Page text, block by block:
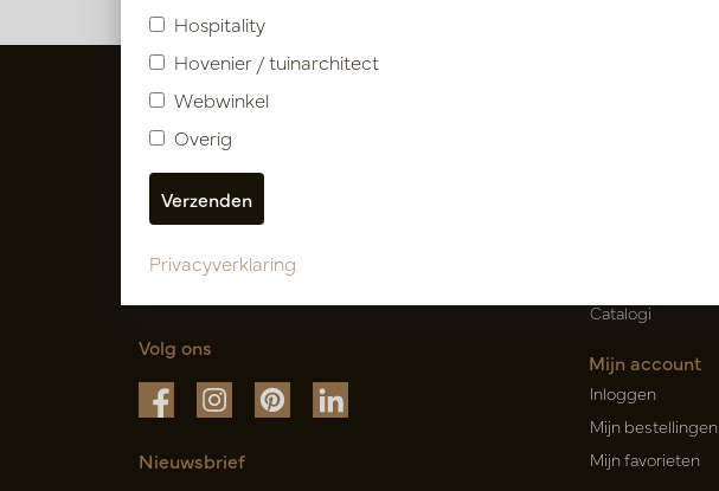
Volg ons
Nieuwsbrief
Catalogi
Mijn account
Inloggen
Mijn bestellingen
Mijn favorieten
Hospitality
Hovenier / tuinarchitect
Webwinkel
Overig
Privacyverklaring